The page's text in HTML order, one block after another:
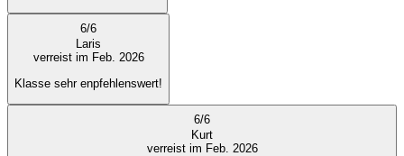
6/6
Laris
verreist im Feb. 2026
Klasse sehr enpfehlenswert!
6/6
Kurt
verreist im Feb. 2026